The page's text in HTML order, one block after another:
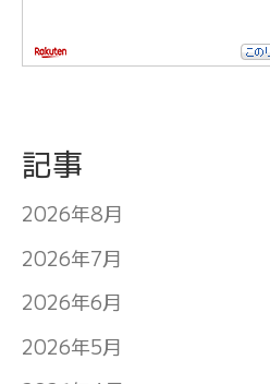
記事
2026年8月
2026年7月
2026年6月
2026年5月